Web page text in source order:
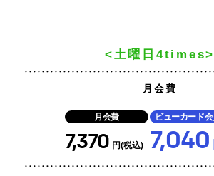
<土曜日4times>
月会費
月会費
7,370 円(税込)
ビューカード
7,040